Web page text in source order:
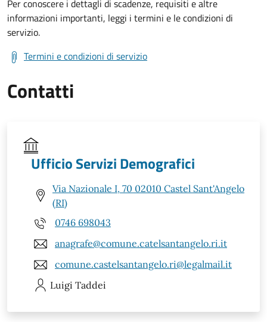
Per conoscere i dettagli di scadenze, requisiti e altre
informazioni importanti, leggi i termini e le condizioni di
servizio.
Termini e condizioni di servizio
Contatti
Ufficio Servizi Demografici
Via Nazionale I, 70 02010 Castel Sant'Angelo
(RI)
0746 698043
anagrafe@comune.catelsantangelo.ri.it
comune.castelsantangelo.ri@legalmail.it
Luigi Taddei